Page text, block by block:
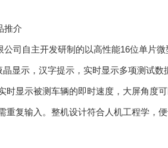
推介
司自主开发研制的以高性能16位单片
显示，汉字提示，实时显示多项测试数
显示被测车辆的即时速度，大屏角度
复输入。整机设计符合人机工程学，